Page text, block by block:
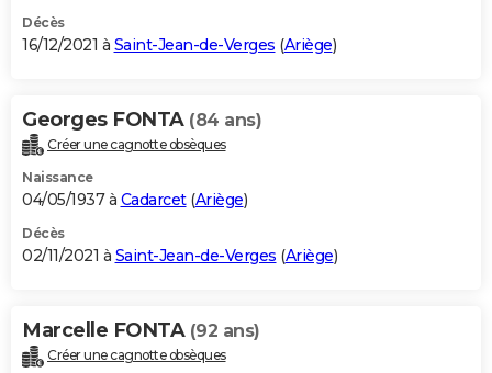
Décès
16/12/2021 à Saint-Jean-de-Verges (Ariège)
Georges FONTA (84 ans)
Créer une cagnotte obsèques
Naissance
04/05/1937 à Cadarcet(Ariège)
Décès
02/11/2021 à Saint-Jean-de-Verges (Ariège)
Marcelle FONTA (92 ans)
Créer une cagnotte obsèques